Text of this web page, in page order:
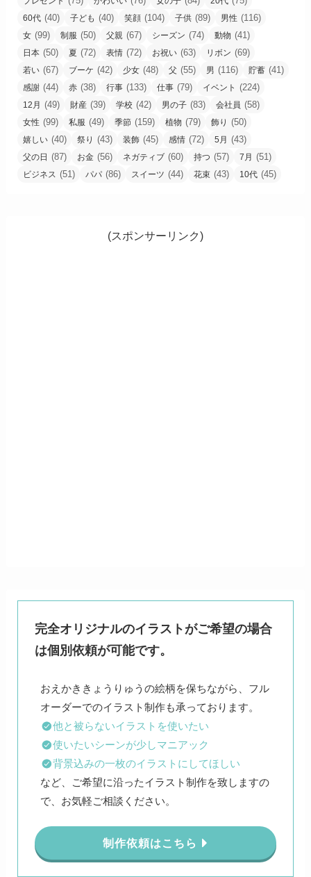
60代 (40) 子ども (40) 笑顔 (104) 子供 (89) 男性 (116)
女 (99) 制服 (50) 父親 (67) シーズン (74) 動物 (41)
日本 (50) 夏 (72) 表情 (72) お祝い (63) リボン (69)
若い (67) ブーケ (42) 少女 (48) 父 (55) 男 (116) 貯蓄 (41)
感謝 (44) 赤 (38) 行事 (133) 仕事 (79) イベント (224)
12月 (49) 財産 (39) 学校 (42) 男の子 (83) 会社員 (58)
女性 (99) 私服 (49) 季節 (159) 植物 (79) 飾り (50)
嬉しい (40) 祭り (43) 装飾 (45) 感情 (72) 5月 (43)
父の日 (87) お金 (56) ネガティブ (60) 持つ (57) 7月 (51)
ビジネス (51) パパ (86) スイーツ (44) 花束 (43) 10代 (45)
(スポンサーリンク)
完全オリジナルのイラストがご希望の場合
は個別依頼が可能です。
おえかききょうりゅうの絵柄を保ちながら、フル
他と被らないイラストを使いたい
使いたいシーンが少しマニアック
背景込みの一枚のイラストにしてほしい
など、ご希望に沿ったイラスト制作を致しますの
で、お気軽ご相談ください。
制作依頼はこちら